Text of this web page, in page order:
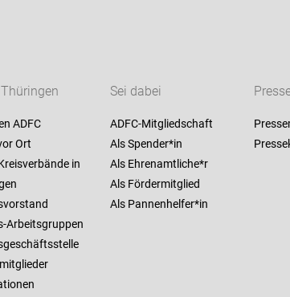
ADFC
Ort
in
Arbeitsgruppen
Sei dabei
ADFC-Mitgliedschaft
Als Spender*in
Als Ehrenamtliche*r
Als Fördermitglied
Als Pannenhelfer*in